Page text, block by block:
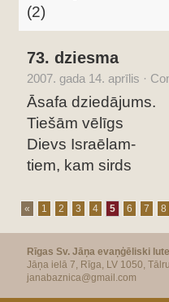
(2)
73. dziesma
2007. gada 14. aprīlis ·
Āsafa dziedājums.
Tiešām vēlīgs
Dievs Israēlam-
tiem, kam sirds
« 1 2 3 4 5 6 7 8
Rīgas Sv. Jāņa evaņģēliski
Jāņa ielā 7, Rīga, LV 1050,
janabaznica@gmail.com